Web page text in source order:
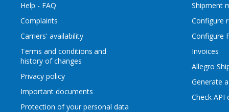
Help - FAQ
Complaints
Carriers' availability
Terms and conditions and
history of changes
Privacy policy
Important documents
Protection of your personal data
Shipment
Configure
Configure
Invoices
Allegro
Generate
Check API